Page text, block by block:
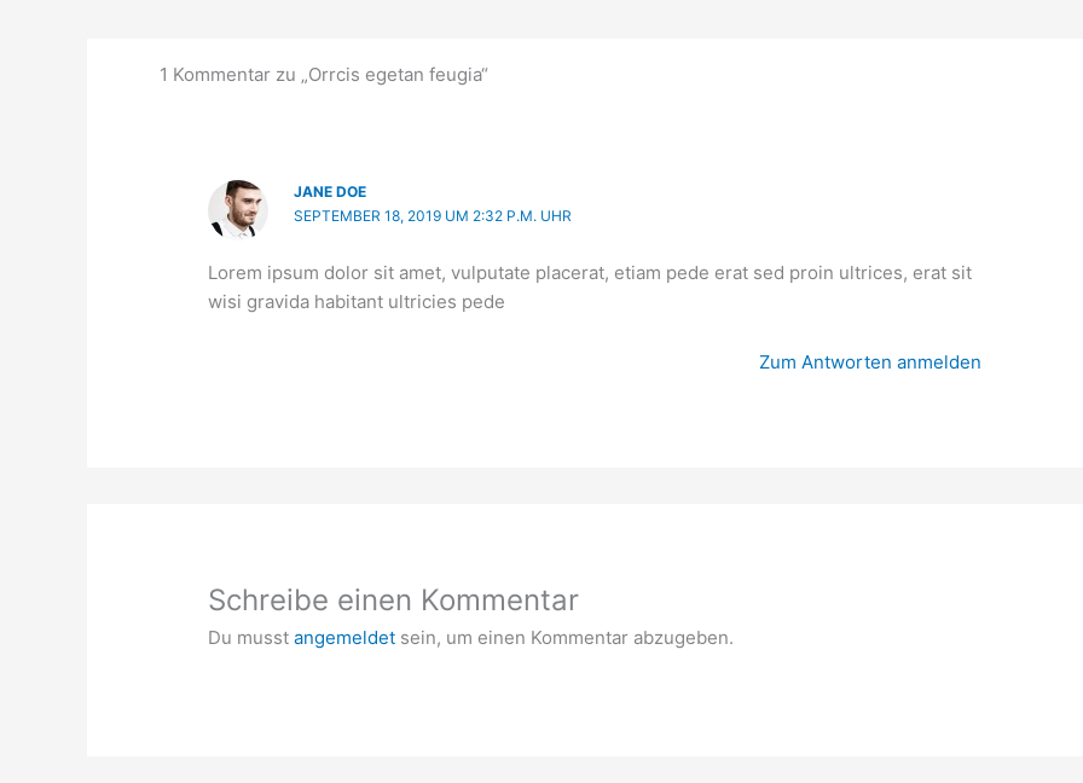
1 Kommentar zu „Orrcis egetan feugia“
JANE DOE
SEPTEMBER 18, 2019 UM 2:32 P.M. UHR
Lorem ipsum dolor sit amet, vulputate placerat, etiam pede erat sed proin ultrices, erat sit
wisi gravida habitant ultricies pede
Zum Antworten anmelden
Schreibe einen Kommentar
Du musstangemeldet sein, um einen Kommentar abzugeben.